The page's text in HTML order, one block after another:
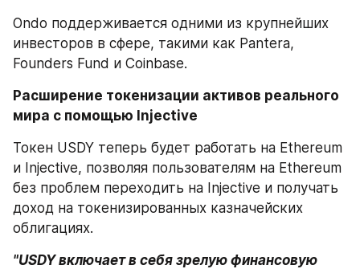
Ondo поддерживается одними из крупнейших
инвесторов в сфере, такими как Pantera,
Founders Fund и Coinbase.
Расширение токенизации активов реального
мира с помощью Injective
Токен USDY теперь будет работать на Ethereum
и Injective, позволяя пользователям на Ethereum
без проблем переходить на Injective и получать
доход на токенизированных казначейских
облигациях.
"USDY включает в себя зрелую финансовую